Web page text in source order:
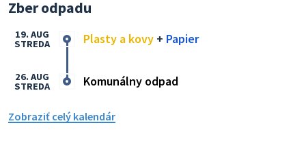
Zber odpadu
Plasty a kovy + Papier
19. AUG
STREDA
Komunálny odpad
26. AUG
STREDA
Zobraziť celý kalendár